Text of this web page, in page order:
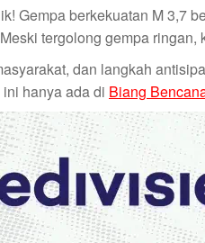
Gempa berkekuatan M 3,7
tergolong gempa
dan langkah
hanya ada di Biang